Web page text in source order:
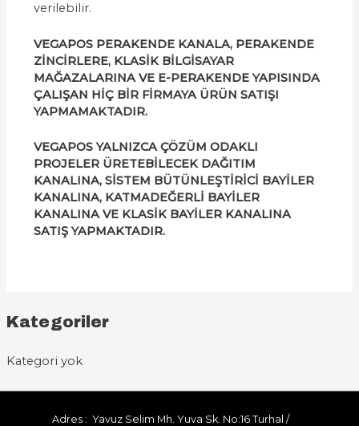
Kategoriler
Kategori yok
verilebilir.
VEGAPOS PERAKENDE KANALA, PERAKENDE
ZİNCİRLERE, KLASİK BİLGİSAYAR
MAĞAZALARINA VE E-PERAKENDE YAPISINDA
ÇALIŞAN HİÇ BİR FİRMAYA ÜRÜN SATIŞI
YAPMAMAKTADIR.
VEGAPOS YALNIZCA ÇÖZÜM ODAKLI
PROJELER ÜRETEBİLECEK DAĞITIM
KANALINA, SİSTEM BÜTÜNLEŞTİRİCİ BAYİLER
KANALINA, KATMADEĞERLİ BAYİLER
KANALINA VE KLASİK BAYİLER KANALINA
SATIŞ YAPMAKTADIR.
Adres : Yavuz Selim Mh. Yuva Sk. No:16 Turhal /